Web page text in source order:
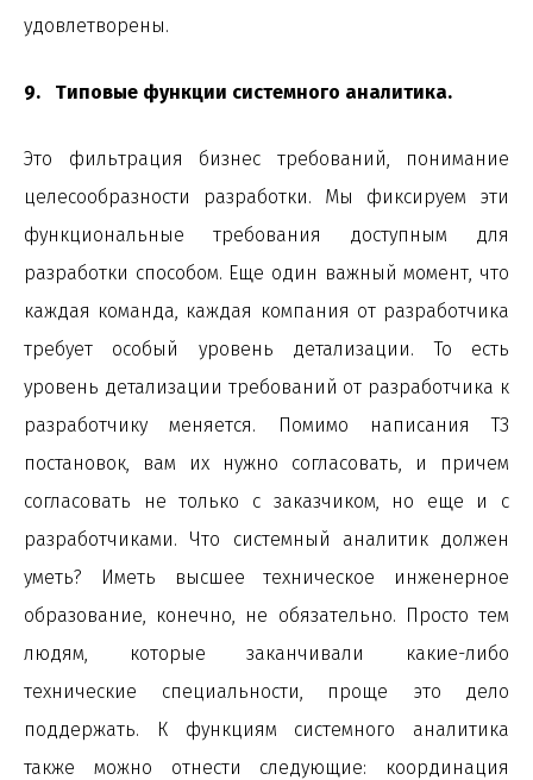
удовлетворены.
9. Типовые функции системного аналитика.
Это фильтрация бизнес требований, понимание
целесообразности разработки. Мы фиксируем эти
функциональные требования доступным для
разработки способом. Еще один важный момент, что
каждая команда, каждая компания от разработчика
требует особый уровень детализации. То есть
уровень детализации требований от разработчика к
разработчику меняется. Помимо написания ТЗ
постановок, вам их нужно согласовать, и причем
согласовать не только с заказчиком, но еще и с
разработчиками. Что системный аналитик должен
уметь? Иметь высшее техническое инженерное
образование, конечно, не обязательно. Просто тем
людям, которые заканчивали какие-либо
технические специальности, проще это дело
поддержать. К функциям системного аналитика
также можно отнести следующие: координация